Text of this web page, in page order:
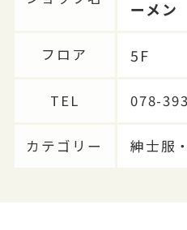
ーメン
フロア 5F
TEL 078-
カテゴリー 紳士服